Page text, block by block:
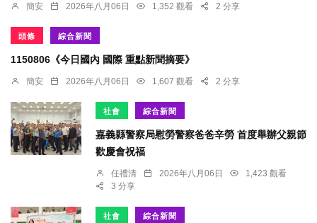
簡安 2026年八月06日 1,352 觀看 2 分享
頭條 綜合新聞
1150806《今日國內 國際 重點新聞摘要》
簡安 2026年八月06日 1,607 觀看 2 分享
社會 綜合新聞
嘉義縣警察局慰勞警察爸爸辛勞 首度舉辦父親節
歡慶會祝福
任禮清 2026年八月06日
1,423 觀看
3 分享
社會 綜合新聞